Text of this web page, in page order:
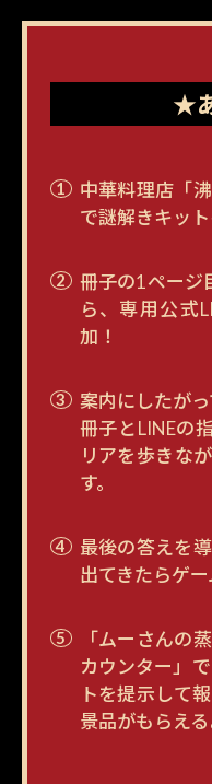
★
中華料理店「
で謎解きキッ
冊子の1ページ
ら、専用公式
加！
案内にしたが
冊子とLINEの
リアを歩きな
す。
最後の答えを
出てきたらゲー
「ムーさんの
カウンター」
トを提示して
景品がもらえる